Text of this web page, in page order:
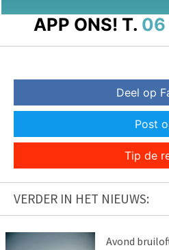
APP ONS! T. 06
Deel op
Post
Tip de
VERDER IN HET NIEUWS:
Avond